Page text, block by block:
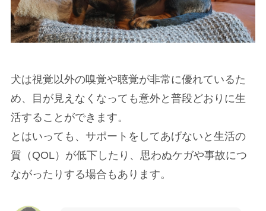
犬は視覚以外の嗅覚や聴覚が非常に優れているた
め、目が見えなくなっても意外と普段どおりに生
活することができます。
とはいっても、サポートをしてあげないと生活の
質（QOL）が低下したり、思わぬケガや事故につ
ながったりする場合もあります。